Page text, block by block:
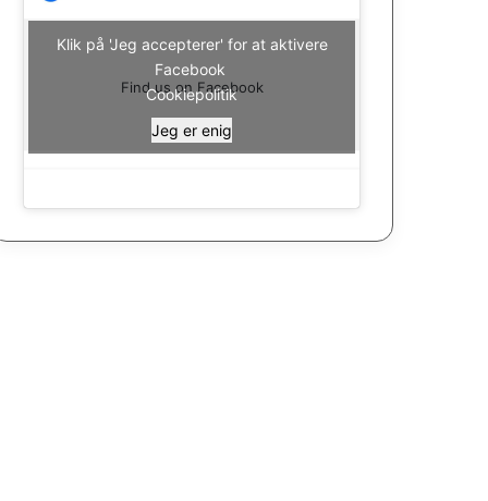
Find us on Facebook
Klik på 'Jeg accepterer' for at aktivere
Facebook
Cookiepolitik
Jeg er enig